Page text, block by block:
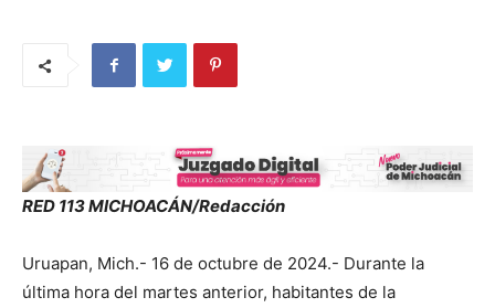
RED 113 MICHOACÁN/Redacción
Uruapan, Mich.- 16 de octubre de 2024.- Durante la
última hora del martes anterior, habitantes de la